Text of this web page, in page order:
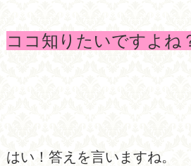
ココ知りたいですよね
はい！答えを言いますね。